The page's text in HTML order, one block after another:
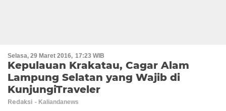
Selasa, 29 Maret 2016 17:23 WIB
Kepulauan Krakatau, Cagar Alam
Lampung Selatan yang Wajib di
KunjungiTraveler
Redaksi